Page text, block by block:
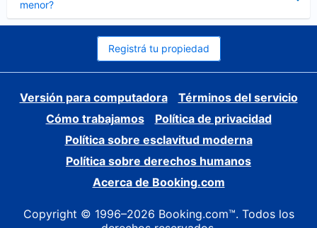
menor?
Registrá tu propiedad
Versión para computadora
Términos del servicio
Cómo trabajamos
Política de privacidad
Política sobre esclavitud moderna
Política sobre derechos humanos
Acerca de Booking.com
Copyright © 1996–2026 Booking.com™. Todos los